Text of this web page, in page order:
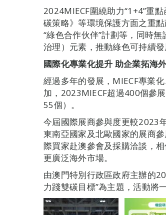
2024MIECF圍繞助力“1+4”重
碳策略》等環境保護方面之重
“綠色合作伙伴”計劃等，同時
治理）元素，推動綠色可持續發
國際化專業化提升 助企業拓海
經過多年的發展，MIECF專業
加，2023MIECF超過400個參
55個）。
今屆國際展商參與度更較2023
東南亞國家及北歐國家的展商
際買家赴澳參會及採購洽談，
更廣泛海外市場。
由澳門特別行政區政府主辦的
力踐雙碳目標”為主題，活動將